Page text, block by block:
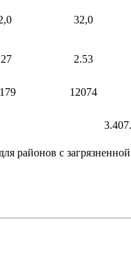
32,0
2.53
12074
районов с